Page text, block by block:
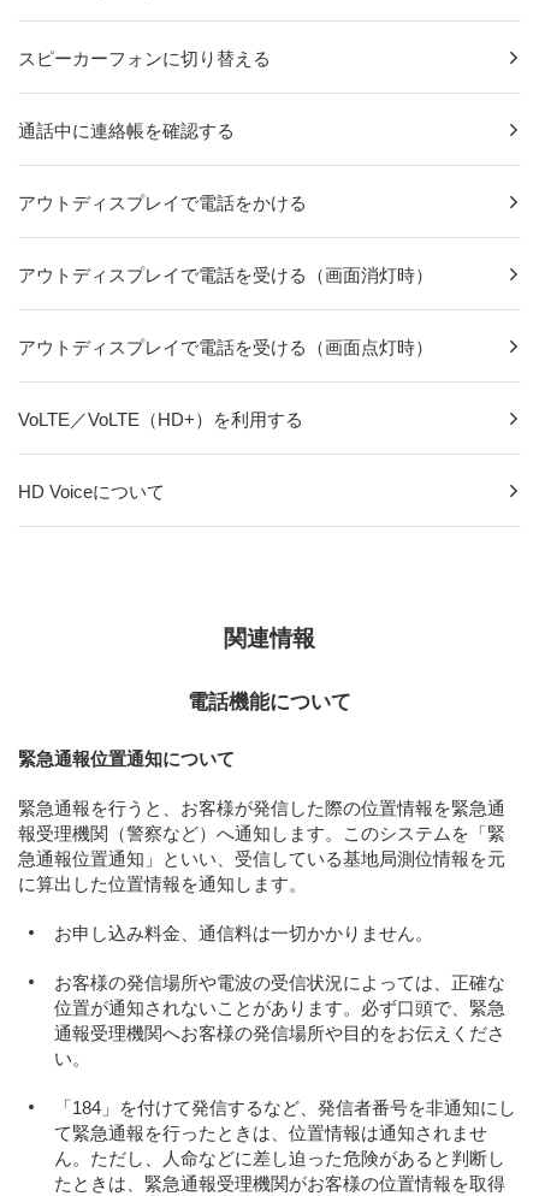
スピーカーフォンに切り替える
通話中に連絡帳を確認する
アウトディスプレイで電話をかける
アウトディスプレイで電話を受ける（画面消灯時）
アウトディスプレイで電話を受ける（画面点灯時）
VoLTE／VoLTE（HD+）を利用する
HD Voiceについて
関連情報
電話機能について
緊急通報位置通知について
緊急通報を行うと、お客様が発信した際の位置情報を緊急通
報受理機関（警察など）へ通知します。このシステムを「緊
急通報位置通知」といい、受信している基地局測位情報を元
に算出した位置情報を通知します。
お申し込み料金、通信料は一切かかりません。
お客様の発信場所や電波の受信状況によっては、正確な
位置が通知されないことがあります。必ず口頭で、緊急
通報受理機関へお客様の発信場所や目的をお伝えくださ
い。
「184」を付けて発信するなど、発信者番号を非通知にし
て緊急通報を行ったときは、位置情報は通知されませ
ん。ただし、人命などに差し迫った危険があると判断し
たときは、緊急通報受理機関がお客様の位置情報を取得